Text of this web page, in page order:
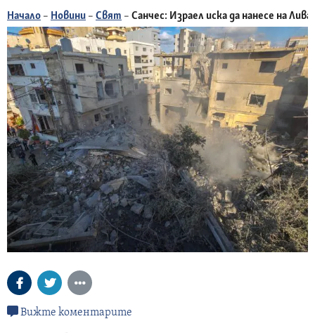
Начало – Новини – Свят – Санчес: Израел иска да нанесе на
Вижте коментарите